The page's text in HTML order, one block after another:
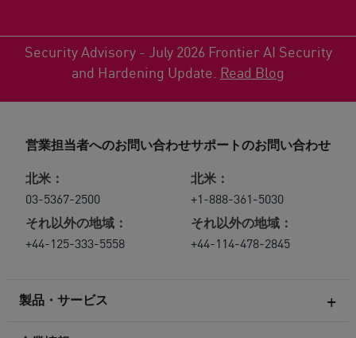
Security Advisory - July 2026 Frontier AI Security
and Hardening Update. Read Blog
製品・サービス
営業担当者へのお問い合わせ
北米：
03-5367-2500
それ以外の地域：
+44-125-333-5558
サポートのお問い合わせ
北米：
+1-888-361-5030
それ以外の地域：
+44-114-478-2845